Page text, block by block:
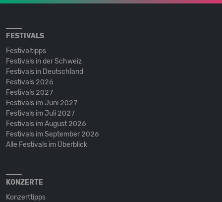
FESTIVALS
Festivaltipps
Festivals in der Schweiz
Festivals in Deutschland
Festivals 2026
Festivals 2027
Festivals im Juni 2027
Festivals im Juli 2027
Festivals im August 2026
Festivals im September 2026
Alle Festivals im Überblick
KONZERTE
Konzerttipps